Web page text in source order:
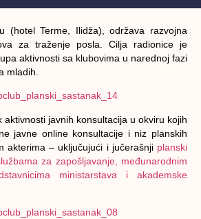
(hotel Terme, Ilidža), održava razvojna
za traženje posla. Cilja radionice je
aktivnosti sa klubovima u narednoj fazi
mladih.
aktivnosti javnih konsultacija u okviru kojih
javne online konsultacije i niz planskih
akterima – uključujući i jučerašnji planski
za zapošljavanje, međunarodnim
ministarstava i akademske